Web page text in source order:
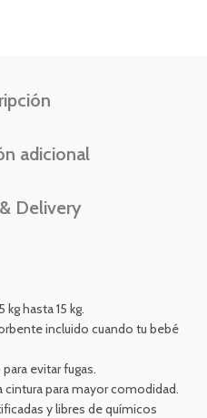
adicional
Delivery
hasta 15 kg.
incluido cuando tu bebé
evitar fugas.
cintura para mayor comodidad.
y libres de químicos